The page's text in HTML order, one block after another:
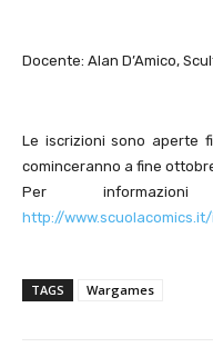
Docente: Alan D’Amico,
Le iscrizioni sono aperte
cominceranno a fine
Per
http://
TAGS Wargames